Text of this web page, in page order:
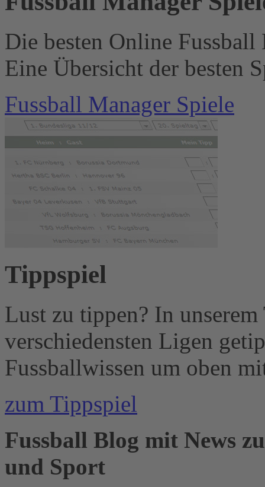
Die besten Online
Eine Übersicht der besten
Fussball Manager Spiele
Tippspiel
Lust zu tippen? In
verschiedensten Ligen
Fussballwissen um oben
zum Tippspiel
Fussball Blog mit News
und Sport